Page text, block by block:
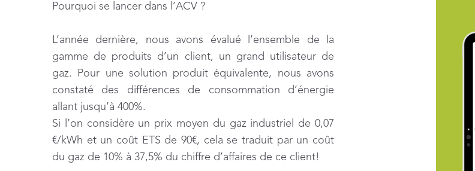
Pourquoi se lancer dans l’ACV ?
L’année dernière, nous avons évalué l’ensemble de la
gamme de produits d’un client, un grand utilisateur de
gaz. Pour une solution produit équivalente, nous avons
constaté des différences de consommation d’énergie
allant jusqu’à 400%.
Si l’on considère un prix moyen du gaz industriel de 0,07
€/kWh et un coût ETS de 90€, cela se traduit par un coût
du gaz de 10% à 37,5% du chiffre d’affaires de ce client!